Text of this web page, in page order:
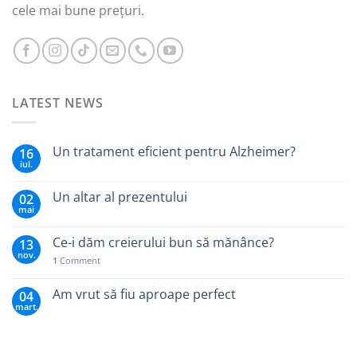
cele mai bune prețuri.
LATEST NEWS
16
iul.
Un tratament eficient pentru Alzheimer?
02
mai
Un altar al prezentului
13
nov.
Ce-i dăm creierului bun să mănânce?
1 Comment
04
mart.
Am vrut să fiu aproape perfect